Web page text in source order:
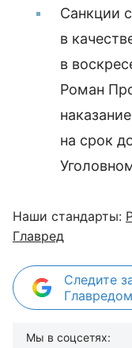
Санкции
в
в
Роман
на срок
Наши стандарты:
Главред
Следите
Мы в соцсетях: